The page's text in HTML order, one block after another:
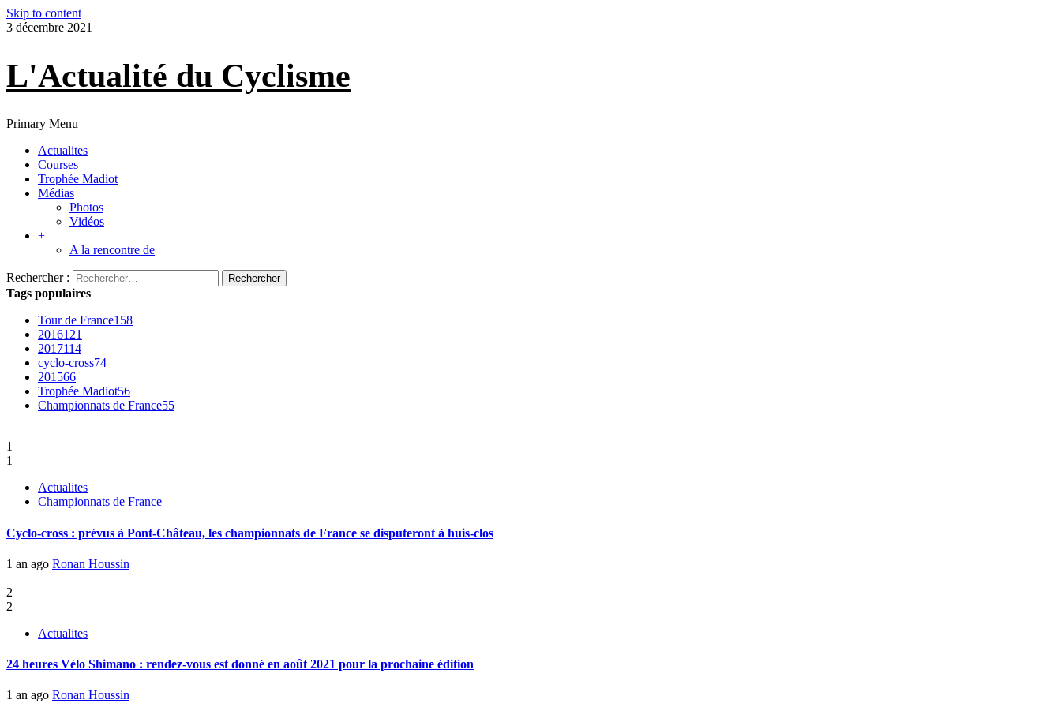
Skip to content
3 décembre 2021
L'Actualité du Cyclisme
Primary Menu
Actualites
Courses
Trophée Madiot
Médias
Photos
Vidéos
+
A la rencontre de
Rechercher :
Tags populaires
Tour de France158
2016121
2017114
cyclo-cross74
201566
Trophée Madiot56
Championnats de France55
1
1
Actualites
Championnats de France
Cyclo-cross : prévus à Pont-Château, les championnats de France se disputeront à huis-clos
1 an ago Ronan Houssin
2
2
Actualites
24 heures Vélo Shimano : rendez-vous est donné en août 2021 pour la prochaine édition
1 an ago Ronan Houssin